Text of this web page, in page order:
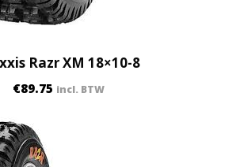
Razr XM 18×10-8
€89.75 incl. BTW